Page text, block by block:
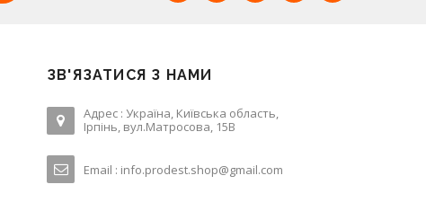
ЗВ'ЯЗАТИСЯ З НАМИ
Адрес : Україна, Київська область,
Ірпінь, вул.Матросова, 15В
Email : info.prodest.shop@gmail.com